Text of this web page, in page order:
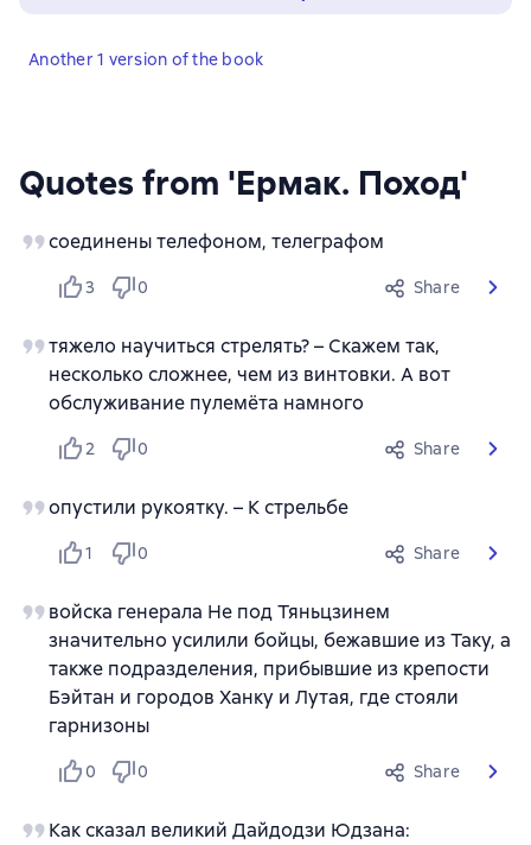
Quotes from 'Ермак. Поход'
соединены телефоном, телеграфом
3 0 Share
тяжело научиться стрелять? – Скажем так,
несколько сложнее, чем из винтовки. А вот
обслуживание пулемёта намного
2 0 Share
опустили рукоятку. – К стрельбе
1 0 Share
войска генерала Не под Тяньцзинем
значительно усилили бойцы, бежавшие из Таку, а
также подразделения, прибывшие из крепости
Бэйтан и городов Ханку и Лутая, где стояли
гарнизоны
0 0 Share
Как сказал великий Дайдодзи Юдзана:
Another 1 version of the book